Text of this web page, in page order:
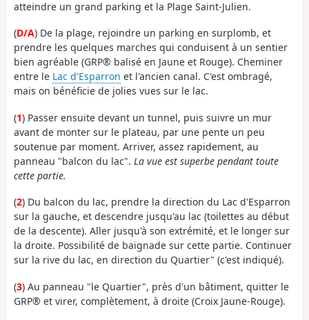
atteindre un grand parking et la Plage Saint-Julien.
(D/A) De la plage, rejoindre un parking en surplomb, et
prendre les quelques marches qui conduisent à un sentier
bien agréable (GRP® balisé en Jaune et Rouge). Cheminer
entre le Lac d'Esparron et l'ancien canal. C'est ombragé,
mais on bénéficie de jolies vues sur le lac.
(1) Passer ensuite devant un tunnel, puis suivre un mur
avant de monter sur le plateau, par une pente un peu
soutenue par moment. Arriver, assez rapidement, au
panneau "balcon du lac". La vue est superbe pendant toute
cette partie.
(2) Du balcon du lac, prendre la direction du Lac d'Esparron
sur la gauche, et descendre jusqu'au lac (toilettes au début
de la descente). Aller jusqu'à son extrémité, et le longer sur
la droite. Possibilité de baignade sur cette partie. Continuer
sur la rive du lac, en direction du Quartier" (c'est indiqué).
(3) Au panneau "le Quartier", près d'un bâtiment, quitter le
GRP® et virer, complètement, à droite (Croix Jaune-Rouge).